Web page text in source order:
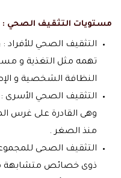
مستويات التثقيف الصحي :
التثقيف الصحي للأفراد :
تهمه مثل التغذية و
النظافة الشخصية و
التثقيف الصحي الأسرى :
وهى القادرة على غرس
منذ الصغر .
التثقيف الصحى
ذوى خصائص متشابهة